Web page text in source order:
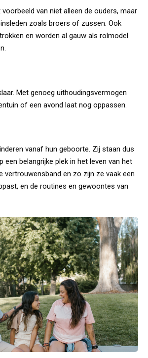
voorbeeld van niet alleen de ouders, maar
zoals broers of zussen. Ook
en worden al gauw als rolmodel
Met genoeg uithoudingsvermogen
of een avond laat nog oppassen.
vanaf hun geboorte. Zij staan dus
een belangrijke plek in het leven van het
vertrouwensband en zo zijn ze vaak een
en de routines en gewoontes van